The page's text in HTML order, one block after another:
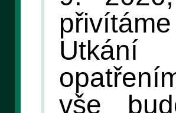
Utkání
vše